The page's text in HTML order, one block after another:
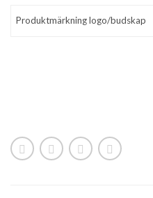
Produktmärkning logo/budskap